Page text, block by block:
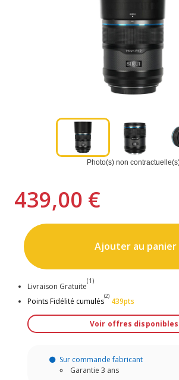
Photo(s) non
439,00 €
Ajouter au panier
Livraison Gratuite
(1)
Points Fidélité cumulés
(2)
439pts
Voir offres disponibles
Sur commande fabricant
Garantie 3 ans